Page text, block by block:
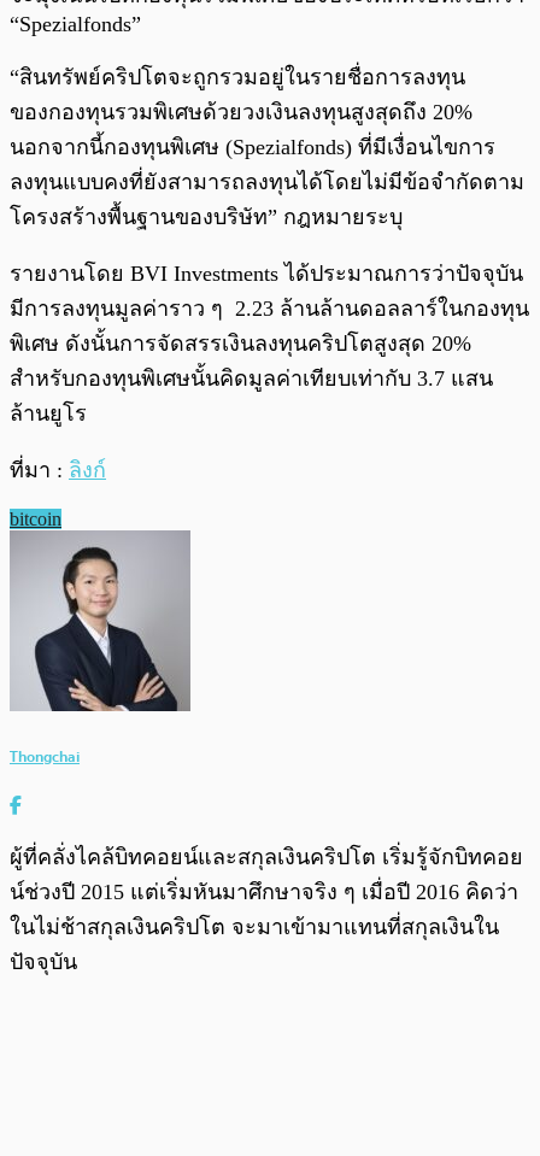
“Spezialfonds”
“สินทรัพย์คริปโตจะถูกรวมอยู่ในรายชื่อการลงทุน
ของกองทุนรวมพิเศษด้วยวงเงินลงทุนสูงสุดถึง 20%
นอกจากนี้กองทุนพิเศษ (Spezialfonds) ที่มีเงื่อนไขการ
ลงทุนแบบคงที่ยังสามารถลงทุนได้โดยไม่มีข้อจำกัดตาม
โครงสร้างพื้นฐานของบริษัท” กฎหมายระบุ
รายงานโดย BVI Investments ได้ประมาณการว่าปัจจุบัน
มีการลงทุนมูลค่าราว ๆ 2.23 ล้านล้านดอลลาร์ในกองทุน
พิเศษ ดังนั้นการจัดสรรเงินลงทุนคริปโตสูงสุด 20%
สำหรับกองทุนพิเศษนั้นคิดมูลค่าเทียบเท่ากับ 3.7 แสน
ล้านยูโร
ที่มา : ลิงก์
bitcoin
Thongchai
ผู้ที่คลั่งไคล้บิทคอยน์และสกุลเงินคริปโต เริ่มรู้จักบิทคอย
น์ช่วงปี 2015 แต่เริ่มหันมาศึกษาจริง ๆ เมื่อปี 2016 คิดว่า
ในไม่ช้าสกุลเงินคริปโต จะมาเข้ามาแทนที่สกุลเงินใน
ปัจจุบัน